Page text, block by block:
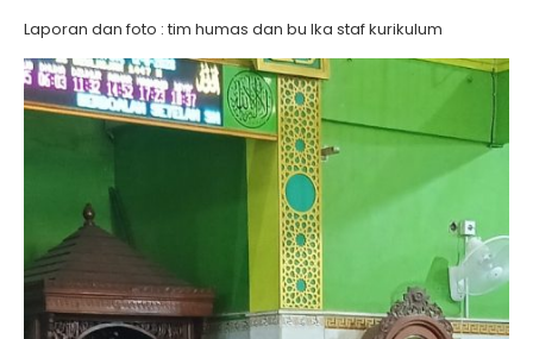
Laporan dan foto : tim humas dan bu Ika staf kurikulum